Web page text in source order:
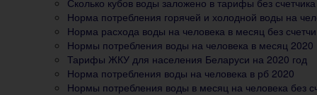
Норма потребления горячей и холодной воды на
Норма расхода воды на человека в месяц без
Нормы потребления воды на человека в месяц 2020
Тарифы ЖКУ для населения Беларуси на 2020 год
Норма потребления воды на человека в рб 2020
Нормы потребления воды в месяц на человека без